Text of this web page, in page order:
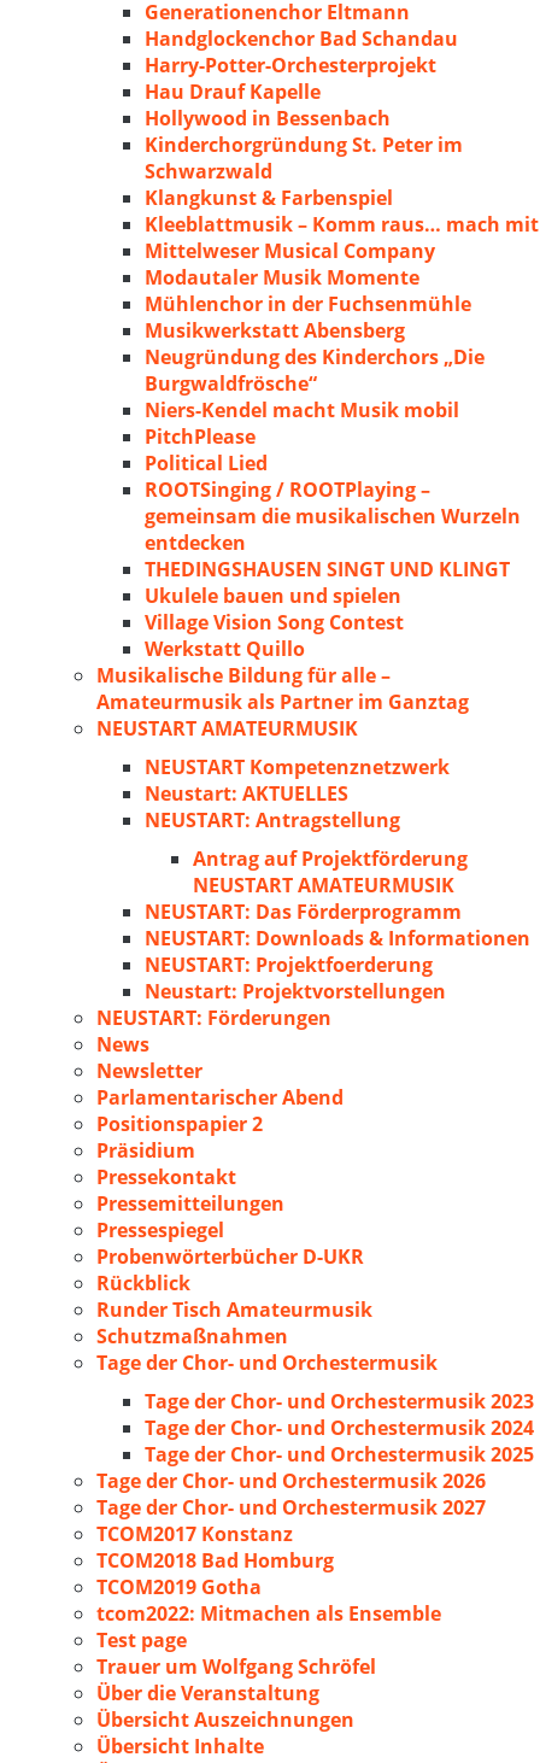
Generationenchor Eltmann
Handglockenchor Bad Schandau
Harry-Potter-Orchesterprojekt
Hau Drauf Kapelle
Hollywood in Bessenbach
Kinderchorgründung St. Peter im
Schwarzwald
Klangkunst & Farbenspiel
Kleeblattmusik – Komm raus… mach mit
Mittelweser Musical Company
Modautaler Musik Momente
Mühlenchor in der Fuchsenmühle
Musikwerkstatt Abensberg
Neugründung des Kinderchors „Die
Burgwaldfrösche“
Niers-Kendel macht Musik mobil
PitchPlease
Political Lied
ROOTSinging / ROOTPlaying –
gemeinsam die musikalischen Wurzeln
entdecken
THEDINGSHAUSEN SINGT UND KLINGT
Ukulele bauen und spielen
Village Vision Song Contest
Werkstatt Quillo
Musikalische Bildung für alle –
Amateurmusik als Partner im Ganztag
NEUSTART AMATEURMUSIK
NEUSTART Kompetenznetzwerk
Neustart: AKTUELLES
NEUSTART: Antragstellung
Antrag auf Projektförderung
NEUSTART AMATEURMUSIK
NEUSTART: Das Förderprogramm
NEUSTART: Downloads & Informationen
NEUSTART: Projektfoerderung
Neustart: Projektvorstellungen
NEUSTART: Förderungen
News
Newsletter
Parlamentarischer Abend
Positionspapier 2
Präsidium
Pressekontakt
Pressemitteilungen
Pressespiegel
Probenwörterbücher D-UKR
Rückblick
Runder Tisch Amateurmusik
Schutzmaßnahmen
Tage der Chor- und Orchestermusik
Tage der Chor- und Orchestermusik 2023
Tage der Chor- und Orchestermusik 2024
Tage der Chor- und Orchestermusik 2025
Tage der Chor- und Orchestermusik 2026
Tage der Chor- und Orchestermusik 2027
TCOM2017 Konstanz
TCOM2018 Bad Homburg
TCOM2019 Gotha
tcom2022: Mitmachen als Ensemble
Test page
Trauer um Wolfgang Schröfel
Über die Veranstaltung
Übersicht Auszeichnungen
Übersicht Inhalte